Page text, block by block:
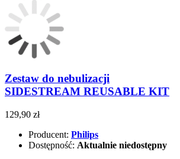
Zestaw do nebulizacji
SIDESTREAM REUSABLE KIT
129,90 zł
Producent: Philips
Dostępność: Aktualnie niedostępny